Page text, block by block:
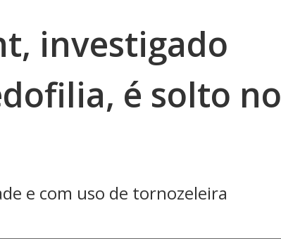
investigado
é solto no
e com uso de tornozeleira